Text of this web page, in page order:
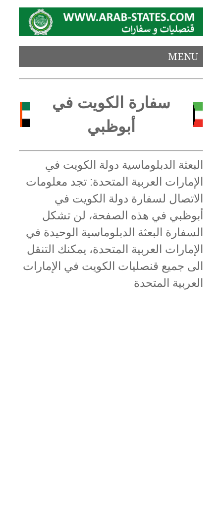
MENU
سفارة الكويت في
أبوظبي
البعثة الدبلوماسية دولة الكويت في
الإمارات العربية المتحدة: تجد معلومات
الاتصال لسفارة دولة الكويت في
أبوظبي في هذه الصفحة، لن تشكل
السفارة البعثة الدبلوماسية الوحيدة في
الإمارات العربية المتحدة، يمكنك التنقل
الى جميع قنصليات الكويت في الإمارات
العربية المتحدة